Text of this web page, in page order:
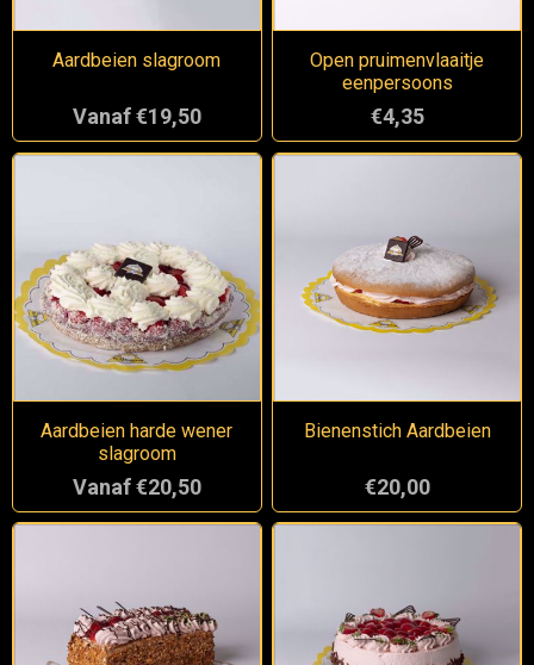
Aardbeien slagroom
Vanaf €19,50
Open pruimenvlaaitje
eenpersoons
€4,35
Aardbeien harde wener
slagroom
Vanaf €20,50
Bienenstich Aardbeien
€20,00